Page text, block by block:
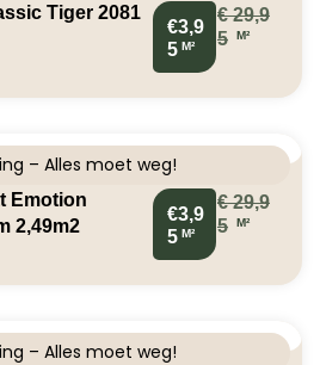
Tiger 2081
€3,9
5 M²
€29,9
5
M²
– Alles moet weg!
Emotion
2,49m2
€3,9
5 M²
€29,9
5
M²
– Alles moet weg!